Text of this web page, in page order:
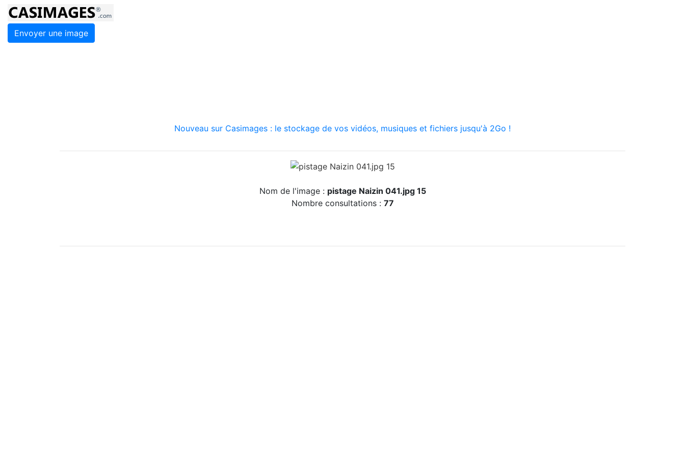
Envoyer une image
Nouveau sur Casimages : le stockage de vos vidéos, musiques et fichiers jusqu'à 2Go !
Nom de l'image : pistage Naizin 041.jpg 15
Nombre consultations : 77